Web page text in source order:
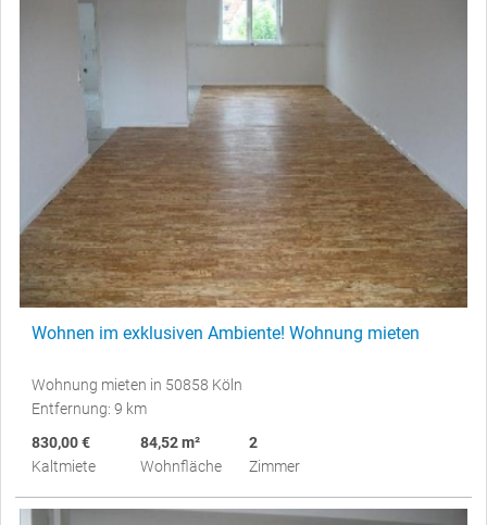
Wohnen im exklusiven Ambiente! Wohnung mieten
Wohnung mieten in 50858 Köln
Entfernung: 9 km
830,00 €
Kaltmiete
84,52 m²
Wohnfläche
2
Zimmer